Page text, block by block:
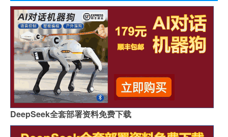
DeepSeek全套部署资料免费下载